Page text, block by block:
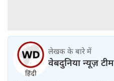
लेखक के बारे में
वेबदुनिया न्यूज़ टीम